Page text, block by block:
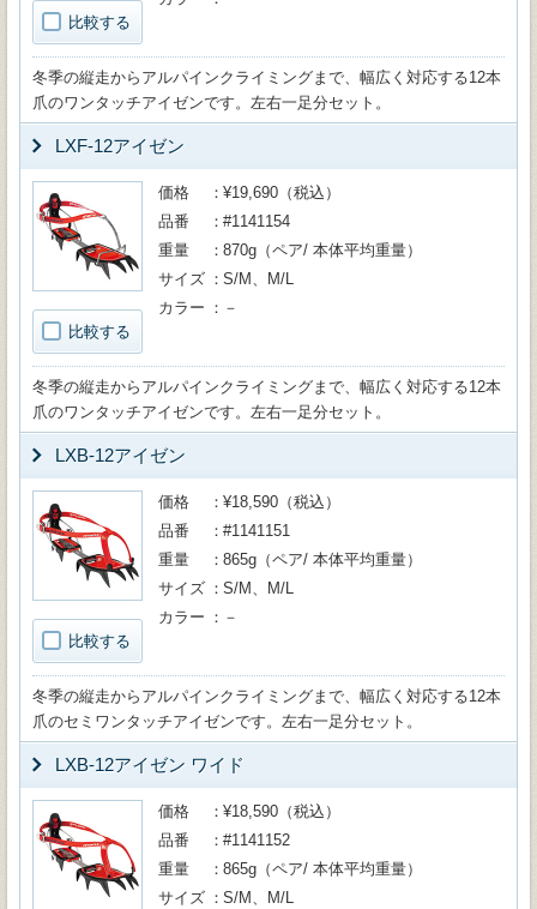
比較する
冬季の縦走からアルパインクライミングまで、幅広く対応する12本
爪のワンタッチアイゼンです。左右一足分セット。
LXF-12アイゼン
比較する
価格
¥19,690（税込）
品番
#1141154
重量
870g（ペア/ 本体平均重量）
サイズ
S/M、M/L
カラー
－
冬季の縦走からアルパインクライミングまで、幅広く対応する12本
爪のワンタッチアイゼンです。左右一足分セット。
LXB-12アイゼン
比較する
価格
¥18,590（税込）
品番
#1141151
重量
865g（ペア/ 本体平均重量）
サイズ
S/M、M/L
カラー
－
冬季の縦走からアルパインクライミングまで、幅広く対応する12本
爪のセミワンタッチアイゼンです。左右一足分セット。
LXB-12アイゼン ワイド
価格
¥18,590（税込）
品番
#1141152
重量
865g（ペア/ 本体平均重量）
サイズ
S/M、M/L